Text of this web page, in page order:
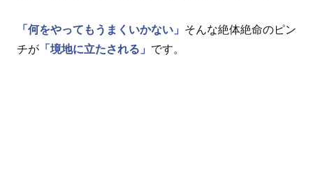
「何をやってもうまくいかない」 そんな絶体絶命のピン
チが 「境地に立たされる」 です。